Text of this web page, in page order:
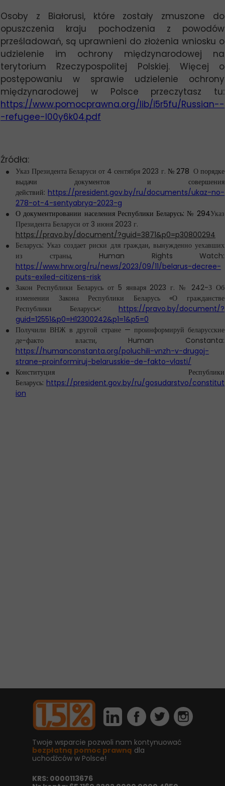
Osoby z Białorusi, które zostały zmuszone do
opuszczenia kraju pochodzenia z powodów
prześladowań, są uprawnieni do złożenia wniosku o
udzielenie im ochrony międzynarodowej na
terytorium Rzeczypospolitej Polskiej. Więcej o
postępowaniu w sprawie udzielenie ochrony
międzynarodowej w Polsce przeczytasz tu:
https://www.pomocprawna.org/lib/i5r5fu/Russian--
-refugee-l00y6k04.pdf
Źródła:
Указ Президента Беларуси от 4 сентября 2023 г. № 278 Опорядке
выдачи документов и совершения
действий: https://president.gov.by/ru/documents/ukaz-no-
278-ot-4-sentyabrya-2023-g
О документировании населения Республики Беларусь: № 294Указ
Президента Беларуси от 3 июня 2023 г.
https://pravo.by/document/?guid=3871&p0=p30800294
Беларусь: Указ создает риски для граждан, вынужденно уехавших
из страны, Human Rights Watch:
https://www.hrw.org/ru/news/2023/09/11/belarus-decree-
puts-exiled-citizens-risk
Закон Республики Беларусь от 5 января 2023 г. № 242-З Об
изменении Закона Республики Беларусь «О гражданстве
Республики Беларусь»: https://pravo.by/document/?
guid=12551&p0=H12300242&p1=1&p5=0
Получили ВНЖ в другой стране — проинформируй беларусские
де-факто власти, Human Constanta:
https://humanconstanta.org/poluchili-vnzh-v-drugoj-
strane-proinformiruj-belarusskie-de-fakto-vlasti/
Конституция Республики
Беларусь: https://president.gov.by/ru/gosudarstvo/constitut
ion
Twoje wsparcie pozwoli nam kontynuować
bezpłatną pomoc prawną dla
uchodźców w Polsce!
KRS: 0000113676